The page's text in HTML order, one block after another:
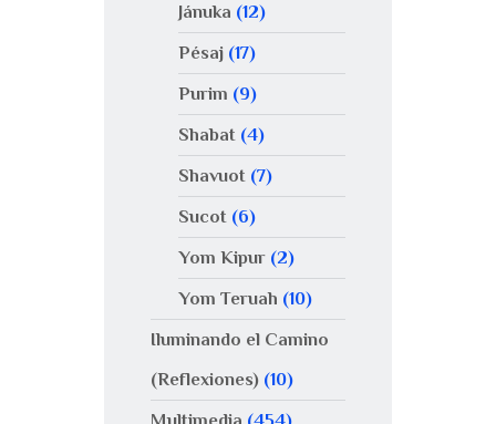
Jánuka (12)
Pésaj(17)
Purim (9)
Shabat(4)
Shavuot(7)
Sucot(6)
Yom Kipur(2)
Yom Teruah (10)
Iluminando el Camino
(Reflexiones) (10)